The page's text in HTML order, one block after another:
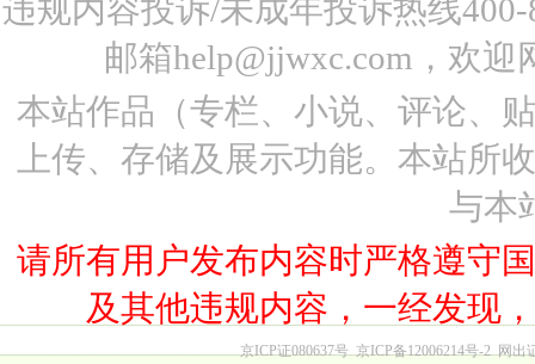
违规内容投诉/未成年投诉热线
邮箱help@jjwxc.com，欢
本站作品（专栏、小说、评论、
上传、存储及展示功能。本站所
与本
请所有用户发布内容时严格遵守
及其他违规内容，一经发现
京ICP证080637号 京ICP备12006214号-2 网出